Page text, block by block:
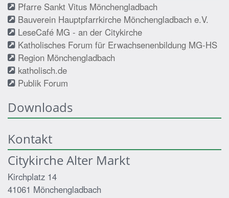
Pfarre Sankt Vitus Mönchengladbach
Bauverein Hauptpfarrkirche Mönchengladbach e.V.
LeseCafé MG - an der Citykirche
Katholisches Forum für Erwachsenenbildung MG-HS
Region Mönchengladbach
katholisch.de
Publik Forum
Downloads
Kontakt
Citykirche Alter Markt
Kirchplatz 14
41061 Mönchengladbach